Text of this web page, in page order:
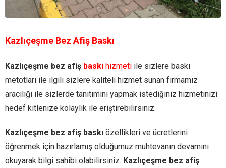
Kazlıçeşme Bez Afiş Baskı
Kazlıçeşme bez afiş baskı hizmeti ile sizlere baskı
metotları ile ilgili sizlere kaliteli hizmet sunan firmamız
aracılığı ile sizlerde tanıtımını yapmak istediğiniz hizmetinizi
hedef kitlenize kolaylık ile eriştirebilirsiniz.
Kazlıçeşme bez afiş baskı özellikleri ve ücretlerini
öğrenmek için hazırlamış olduğumuz muhtevanın devamını
okuyarak bilgi sahibi olabilirsiniz. Kazlıçeşme bez afiş